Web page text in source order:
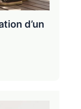
d’un